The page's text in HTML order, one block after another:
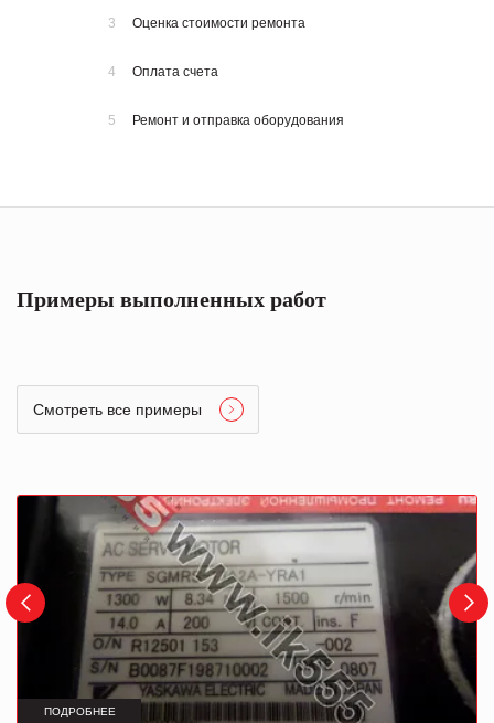
3 Оценка стоимости ремонта
4 Оплата счета
5 Ремонт и отправка оборудования
Примеры выполненных работ
Смотреть все примеры
ПОДРОБНЕЕ